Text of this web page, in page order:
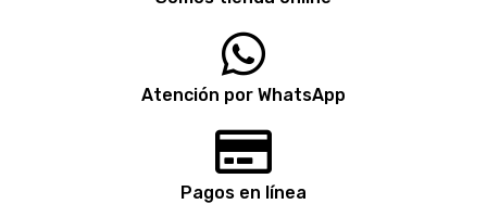
Atención por WhatsApp
Pagos en línea